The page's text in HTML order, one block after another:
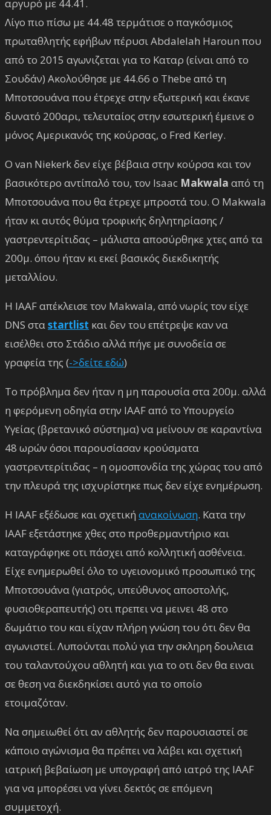
αργυρό με 44.41.
Λίγο πιο πίσω με 44.48 τερμάτισε ο παγκόσμιος
πρωταθλητής εφήβων πέρυσι Abdalelah Haroun που
από το 2015 αγωνιζεται για το Καταρ (είναι από το
Σουδάν) Ακολούθησε με 44.66 ο Thebe από τη
Μποτσουάνα που έτρεχε στην εξωτερική και έκανε
δυνατό 200αρι, τελευταίος στην εσωτερική έμεινε ο
μόνος Αμερικανός της κούρσας, ο Fred Kerley.
Ο van Niekerk δεν είχε βέβαια στην κούρσα και τον
βασικότερο αντίπαλό του, τον Isaac Makwala από τη
Μποτσουάνα που θα έτρεχε μπροστά του. Ο Makwala
ήταν κι αυτός θύμα τροφικής δηλητηρίασης /
γαστρεντερίτιδας – μάλιστα αποσύρθηκε χτες από τα
200μ. όπου ήταν κι εκεί βασικός διεκδικητής
μεταλλίου.
H IAAF απέκλεισε τον Makwala, από νωρίς τον είχε
DNS σταstartlist και δεν του επέτρεψε καν να
εισέλθει στο Στάδιο αλλά πήγε με συνοδεία σε
γραφεία της (->δείτε εδώ)
Το πρόβλημα δεν ήταν η μη παρουσία στα 200μ. αλλά
η φερόμενη οδηγία στην IAAF από το Υπουργείο
Υγείας (βρετανικό σύστημα) να μείνουν σε καραντίνα
48 ωρών όσοι παρουσίασαν κρούσματα
γαστρεντερίτιδας – η ομοσπονδία της χώρας του από
την πλευρά της ισχυρίστηκε πως δεν είχε ενημέρωση.
Η IAAF εξέδωσε και σχετική ανακοίνωση. Κατα την
IAAF εξετάστηκε χθες στο προθερμαντήριο και
καταγράφηκε οτι πάσχει από κολλητική ασθένεια.
Είχε ενημερωθεί όλο το υγειονομικό προσωπικό της
Μποτσουάνα (γιατρός, υπεύθυνος αποστολής,
φυσιοθεραπευτής) οτι πρεπει να μεινει 48 στο
δωμάτιο του και είχαν πλήρη γνώση του ότι δεν θα
αγωνιστεί. Λυπούνται πολύ για την σκληρη δουλεια
του ταλαντούχου αθλητή και για το οτι δεν θα ειναι
σε θεση να διεκδηκίσει αυτό για το οποίο
ετοιμαζόταν.
Να σημειωθεί ότι αν αθλητής δεν παρουσιαστεί σε
κάποιο αγώνισμα θα πρέπει να λάβει και σχετική
ιατρική βεβαίωση με υπογραφή από ιατρό της IAAF
για να μπορέσει να γίνει δεκτός σε επόμενη
συμμετοχή.